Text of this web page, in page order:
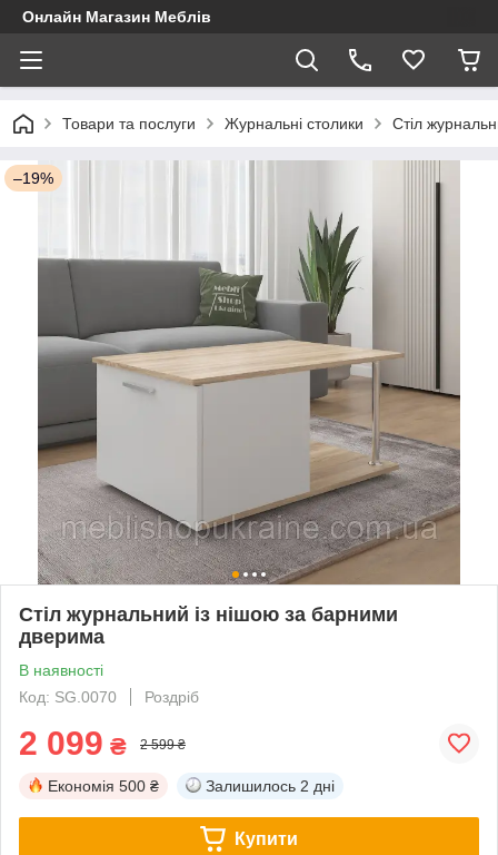
Онлайн Магазин Меблів
Товари та послуги Журнальні столики Стіл
–19%
Стіл журнальний із нішою за барними
дверима
В наявності
Код: SG.0070
Роздріб
2 099 ₴ 2 599 ₴
Економія 500 ₴ Залишилось 2 дні
Купити